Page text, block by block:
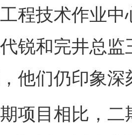
程技术作业
锐和完井总
他们仍印象深
目相比，二